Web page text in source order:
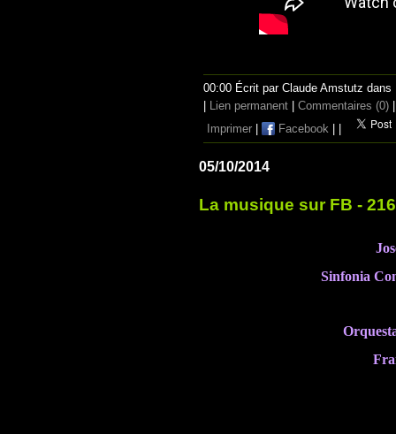
00:00 Écrit par Claude Amstutz dans
Lien permanent Commentaires (0)
Imprimer
Facebook
05/10/2014
La musique sur FB -
Sinfonia